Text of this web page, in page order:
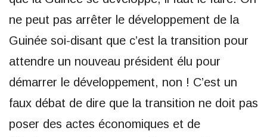
ne peut pas arrêter le développement de la
Guinée soi-disant que c’est la transition pour
attendre un nouveau président élu pour
démarrer le développement, non ! C’est un
faux débat de dire que la transition ne doit pas
poser des actes économiques et de